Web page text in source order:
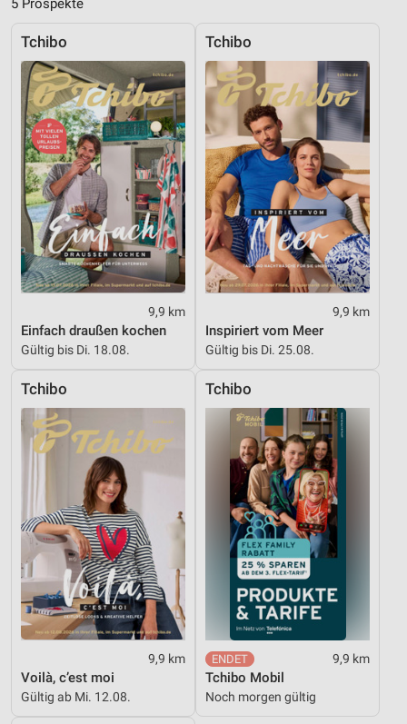
5 Prospekte
Tchibo
9,9 km
Einfach draußen kochen
Gültig bis Di. 18.08.
Tchibo
9,9 km
Inspiriert vom Meer
Gültig bis Di. 25.08.
Tchibo
9,9 km
Voilà, c’est moi
Gültig ab Mi. 12.08.
Tchibo
9,9 km
Tchibo Mobil
Noch morgen gültig
Notwendig
Performance
Funktional
Werbung